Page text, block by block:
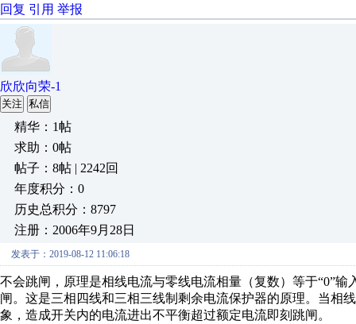
回复 引用 举报
欣欣向荣-1
关注 私信
精华：1帖
求助：0帖
帖子：8帖 | 2242回
年度积分：0
历史总积分：8797
注册：2006年9月28日
发表于：2019-08-12 11:06:18
不会跳闸，原理是相线电流与零线电流相量（复数）等于“0”
闸。这是三相四线和三相三线制剩余电流保护器的原理。当相
象，造成开关内的电流进出不平衡超过额定电流即刻跳闸。